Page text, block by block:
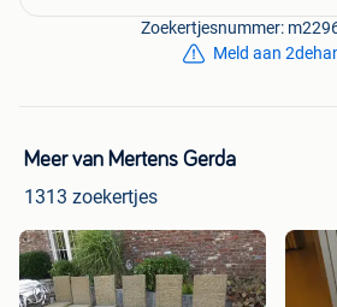
Zoekertjesnummer:
Meld aan
Meer van Mertens Gerda
1313 zoekertjes